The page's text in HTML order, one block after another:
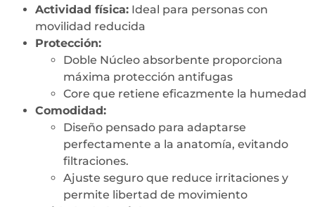
Actividad física: Ideal para personas con
movilidad reducida
Protección:
Doble Núcleo absorbente proporciona
máxima protección antifugas
Core que retiene eficazmente la humedad
Comodidad:
Diseño pensado para adaptarse
perfectamente a la anatomía, evitando
filtraciones.
Ajuste seguro que reduce irritaciones y
permite libertad de movimiento